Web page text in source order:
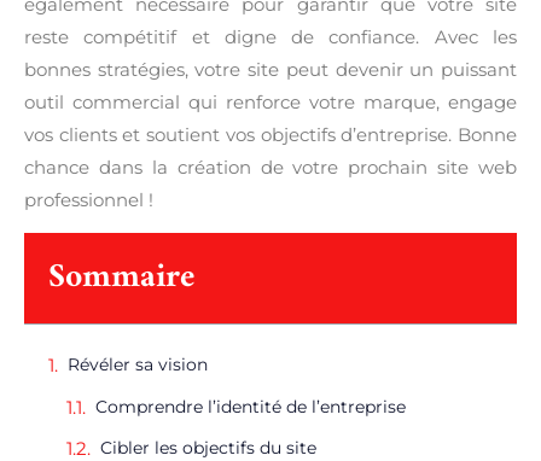
reste compétitif et digne de confiance. Avec les
bonnes stratégies, votre site peut devenir un puissant
outil commercial qui renforce votre marque, engage
vos clients et soutient vos objectifs d’entreprise. Bonne
chance dans la création de votre prochain site web
professionnel !
Sommaire
Révéler sa vision
Comprendre l’identité de l’entreprise
Cibler les objectifs du site